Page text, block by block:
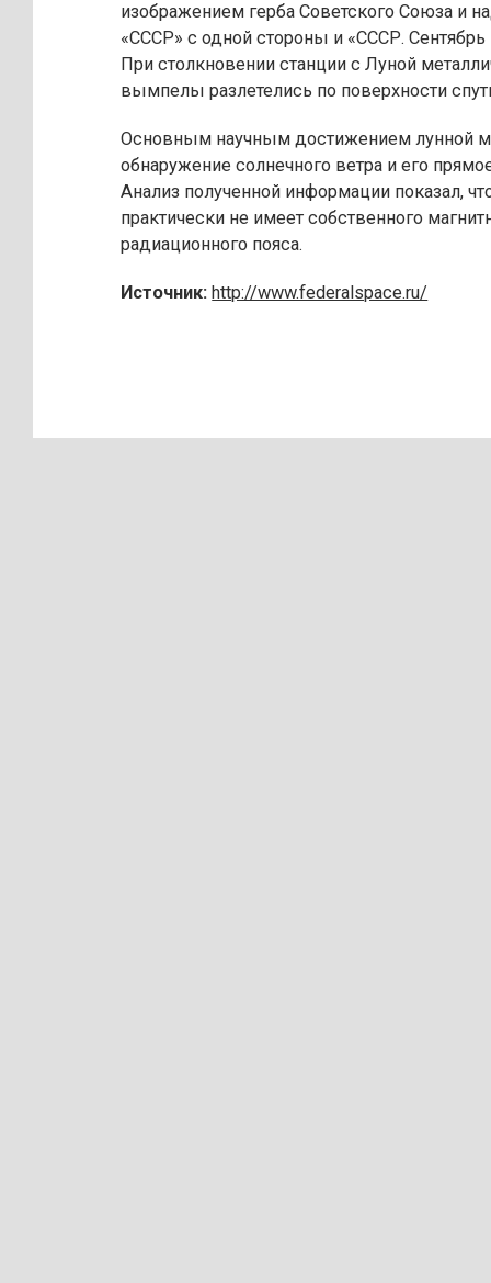
изображением герба Советского Союза и
«СССР» с одной стороны и «СССР. Сентябрь
При столкновении станции с Луной
вымпелы разлетелись по поверхности
Основным научным достижением лунной
обнаружение солнечного ветра и его
Анализ полученной информации показал,
практически не имеет собственного
радиационного пояса.
Источник: http://www.federalspace.ru/